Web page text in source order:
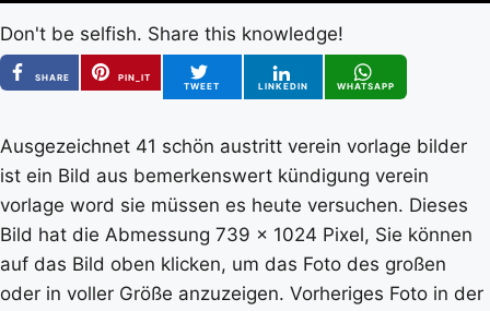
Don't be selfish. Share this knowledge!
SHARE
PIN_IT
TWEET
LINKEDIN WHATSAPP
Ausgezeichnet 41 schön austritt verein vorlage bilder
ist ein Bild aus bemerkenswert kündigung verein
vorlage word sie müssen es heute versuchen. Dieses
Bild hat die Abmessung 739 x 1024 Pixel, Sie können
auf das Bild oben klicken, um das Foto des großen
oder in voller Größe anzuzeigen. Vorheriges Foto in der